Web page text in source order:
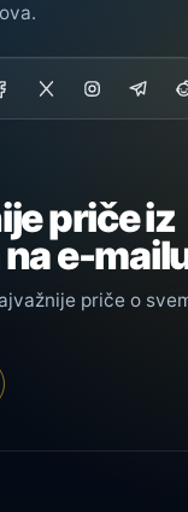
priče iz
e-
priče o